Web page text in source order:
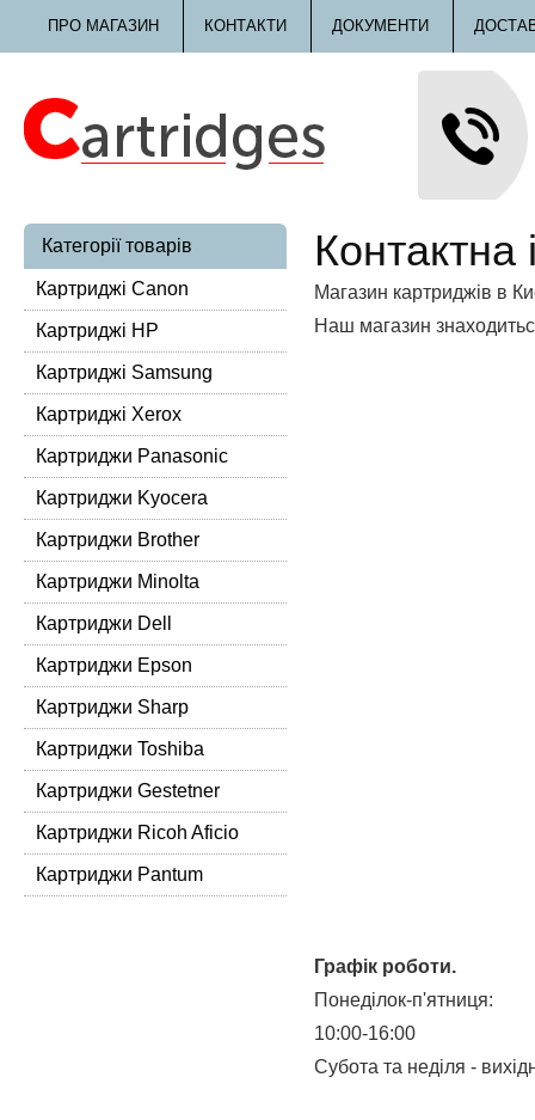
ПРО МАГАЗИН КОНТАКТИ ДОКУМЕНТИ
Категорії товарів
Картриджі Canon
Картриджі HP
Картриджі Samsung
Картриджі Xerox
Картриджи Panasonic
Картриджи Kyocera
Картриджи Brother
Картриджи Minolta
Картриджи Dell
Картриджи Epson
Картриджи Sharp
Картриджи Toshiba
Картриджи Gestetner
Картриджи Ricoh Aficio
Картриджи Pantum
Магазин картриджів в
Наш магазин
Графік роботи.
Понеділок-п'ятниця:
10:00-16:00
Субота та неділя -